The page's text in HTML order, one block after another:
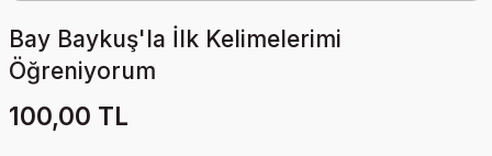
Bay Baykuş'la İlk Kelimelerimi
Öğreniyorum
100,00 TL